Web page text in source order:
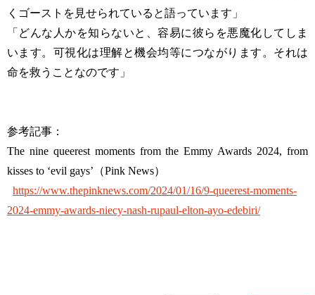
くゴーストを見せられていると語っています」
「どんな人かを知らないと、容易に彼らを悪魔化してしま
います。可視化は理解と機会均等につながります。それは
命を救うことなのです」
参考記事：
The nine queerest moments from the Emmy Awards 2024, from
kisses to ‘evil gays’（Pink News）
https://www.thepinknews.com/2024/01/16/9-queerest-moments-
2024-emmy-awards-niecy-nash-rupaul-elton-ayo-edebiri/